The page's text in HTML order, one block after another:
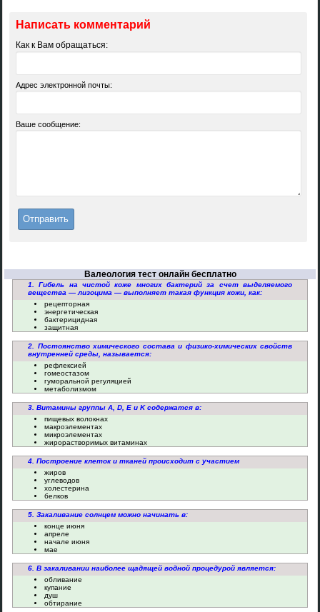
Написать комментарий
Как к Вам обращаться:
Адрес электронной почты:
Ваше сообщение:
Валеология тест онлайн бесплатно
1. Гибель на чистой коже многих бактерий за счет выделяемого
вещества — лизоцима — выполняет такая функция кожи, как:
рецепторная
энергетическая
бактерицидная
защитная
2. Постоянство химического состава и физико-химических свойств
внутренней среды, называется:
рефлексией
гомеостазом
гуморальной регуляцией
метаболизмом
3. Витамины группы А, D, E и K содержатся в:
пищевых волокнах
макроэлементах
микроэлементах
жирорастворимых витаминах
4. Построение клеток и тканей происходит с участием
жиров
углеводов
холестерина
белков
5. Закаливание солнцем можно начинать в:
конце июня
апреле
начале июня
мае
6. В закаливании наиболее щадящей водной процедурой является:
обливание
купание
душ
обтирание